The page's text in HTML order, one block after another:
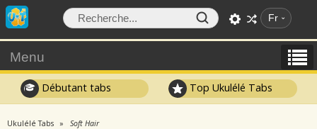
Fr
Menu
Débutant tabs Top Ukulélé Tabs
Ukulélé Tabs Soft Hair